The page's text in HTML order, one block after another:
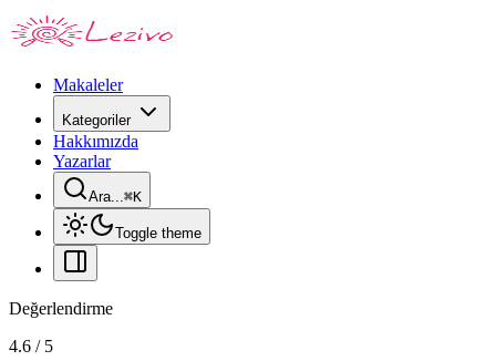
Makaleler
Kategoriler
Hakkımızda
Yazarlar
Ara...⌘K
Toggle theme
Değerlendirme
4.6 / 5